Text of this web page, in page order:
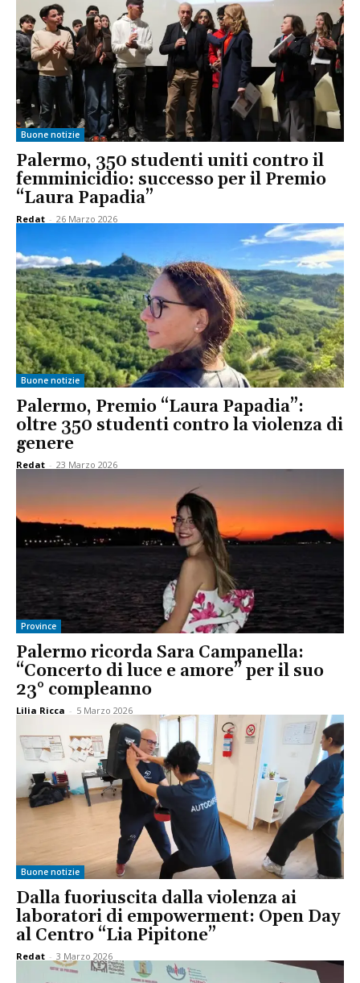
Buone notizie
Palermo, 350 studenti uniti contro il
femminicidio: successo per il Premio
“Laura Papadia”
Redat - 26 Marzo 2026
Buone notizie
Palermo, Premio “Laura Papadia”:
oltre 350 studenti contro la violenza di
genere
Redat - 23 Marzo 2026
Province
Palermo ricorda Sara Campanella:
“Concerto di luce e amore” per il suo
23° compleanno
Lilia Ricca - 5 Marzo 2026
Buone notizie
Dalla fuoriuscita dalla violenza ai
laboratori di empowerment: Open Day
al Centro “Lia Pipitone”
Redat - 3 Marzo 2026